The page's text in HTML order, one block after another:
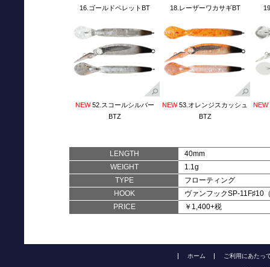
16.ゴールドペレットBT 18.レーザーワカサギBT
NEW52.スコールシルバー
BTZ
NEW53.オレンジスカッシュ
BTZ
NEW
LENGTH
40mm
WEIGHT
1.1g
TYPE
フローティング
HOOK
ヴァンフックSP-11F♯10
PRICE
￥1,400+税
ホーム ご利用にあたっ